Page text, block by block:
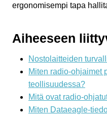
ergonomisempi tapa
Aiheeseen
Nostolaitteiden
Miten radio-ohjaimet
teollisuudessa?
Mitä ovat radio-
Miten Dataeagle-